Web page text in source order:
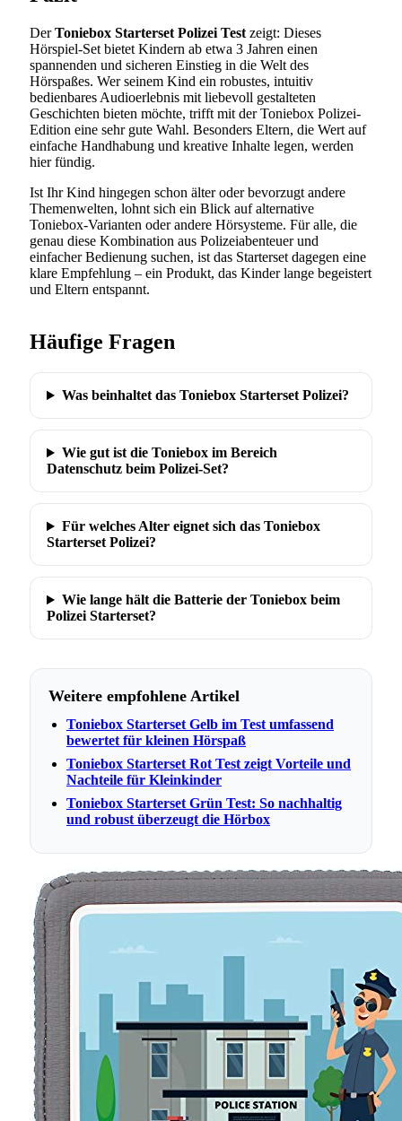
DerToniebox Starterset Polizei Test zeigt: Dieses
Hörspiel-Set bietet Kindern ab etwa 3 Jahren einen
spannenden und sicheren Einstieg in die Welt des
Hörspaßes. Wer seinem Kind ein robustes, intuitiv
bedienbares Audioerlebnis mit liebevoll gestalteten
Geschichten bieten möchte, trifft mit der Toniebox Polizei-
Edition eine sehr gute Wahl. Besonders Eltern, die Wert auf
einfache Handhabung und kreative Inhalte legen, werden
hier fündig.
Ist Ihr Kind hingegen schon älter oder bevorzugt andere
Themenwelten, lohnt sich ein Blick auf alternative
Toniebox-Varianten oder andere Hörsysteme. Für alle, die
genau diese Kombination aus Polizeiabenteuer und
einfacher Bedienung suchen, ist das Starterset dagegen eine
klare Empfehlung – ein Produkt, das Kinder lange begeistert
und Eltern entspannt.
Häufige Fragen
Was beinhaltet das Toniebox Starterset Polizei?
Wie gut ist die Toniebox im Bereich
Datenschutz beim Polizei-Set?
Für welches Alter eignet sich das Toniebox
Starterset Polizei?
Wie lange hält die Batterie der Toniebox beim
Polizei Starterset?
Weitere empfohlene Artikel
Toniebox Starterset Gelb im Test umfassend
bewertet für kleinen Hörspaß
Toniebox Starterset Rot Test zeigt Vorteile und
Nachteile für Kleinkinder
Toniebox Starterset Grün Test: So nachhaltig
und robust überzeugt die Hörbox